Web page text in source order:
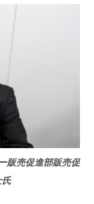
販売促進部販売促
氏